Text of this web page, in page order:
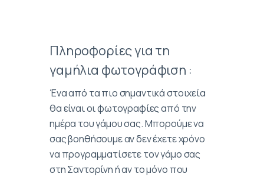
Πληροφορίες για τη
γαμήλια φωτογράφιση :
Ένα από τα πιο σημαντικά στοιχεία
θα είναι οι φωτογραφίες από την
ημέρα του γάμου σας. Μπορούμε να
σας βοηθήσουμε αν δεν έχετε χρόνο
να προγραμματίσετε τον γάμο σας
στη Σαντορίνη ή αν το μόνο που